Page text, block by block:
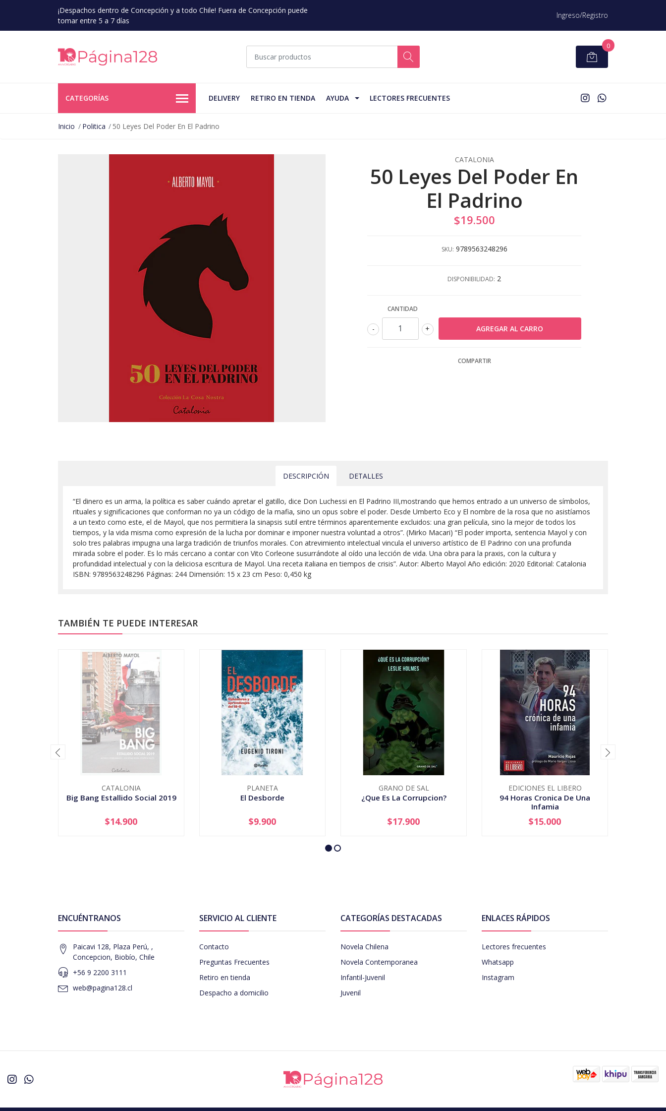
¡Despachos dentro de Concepción y a todo Chile! Fuera de Concepción puede
tomar entre 5 a 7 días
Ingreso/Registro
0
CATEGORÍAS DELIVERY RETIRO EN TIENDA AYUDA LECTORES FRECUENTES
Inicio Politica 50 Leyes Del Poder En El Padrino
CATALONIA
50 Leyes Del Poder En
El Padrino
$19.500
SKU: 9789563248296
DISPONIBILIDAD: 2
CANTIDAD
+
-
COMPARTIR
DESCRIPCIÓN DETALLES
“El dinero es un arma, la política es saber cuándo apretar el gatillo, dice Don Luchessi en El Padrino III,mostrando que hemos entrado a un universo de símbolos,
rituales y significaciones que conforman no ya un código de la mafia, sino un opus sobre el poder. Desde Umberto Eco y El nombre de la rosa que no asistíamos
a un texto como este, el de Mayol, que nos permitiera la sinapsis sutil entre términos aparentemente excluidos: una gran película, sino la mejor de todos los
tiempos, y la vida misma como expresión de la lucha por dominar e imponer nuestra voluntad a otros”. (Mirko Macari) “El poder importa, sentencia Mayol y con
solo tres palabras impugna una larga tradición de triunfos morales. Con atrevimiento intelectual vincula el universo artístico de El Padrino con una profunda
mirada sobre el poder. Es lo más cercano a contar con Vito Corleone susurrándote al oído una lección de vida. Una obra para la praxis, con la cultura y
profundidad intelectual y con la deliciosa escritura de Mayol. Una receta italiana en tiempos de crisis”. Autor: Alberto Mayol Año edición: 2020 Editorial: Catalonia
ISBN: 9789563248296 Páginas: 244 Dimensión: 15 x 23 cm Peso: 0,450 kg
TAMBIÉN TE PUEDE INTERESAR
CATALONIA
Big Bang Estallido Social 2019
AGOTADO
$14.900
PLANETA
El Desborde
+
$9.900
GRANO DE SAL
¿Que Es La Corrupcion?
+
$17.900
EDICIONES EL LIBERO
94 Horas Cronica De Una
Infamia
+
$15.000
ENCUÉNTRANOS
Paicavi 128, Plaza Perú, ,
Concepcion, Biobío, Chile
+56 9 2200 3111
web@pagina128.cl
SERVICIO AL CLIENTE
Contacto
Preguntas Frecuentes
Retiro en tienda
Despacho a domicilio
CATEGORÍAS DESTACADAS
Novela Chilena
Novela Contemporanea
Infantil-Juvenil
Juvenil
ENLACES RÁPIDOS
Lectores frecuentes
Whatsapp
Instagram